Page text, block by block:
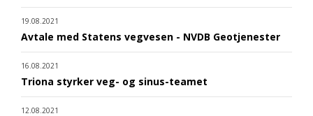
19.08.2021
Avtale med Statens vegvesen - NVDB Geotjenester
16.08.2021
Triona styrker veg- og sinus-teamet
12.08.2021